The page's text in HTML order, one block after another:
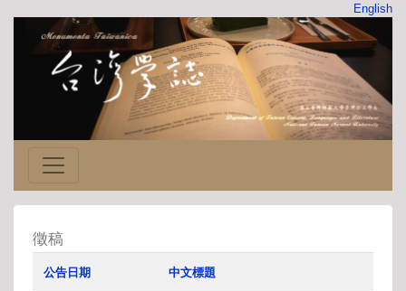
English
徵稿
公告日期 中文標題